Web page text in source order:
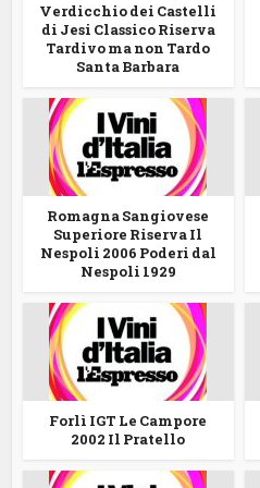
Verdicchio dei Castelli
di Jesi Classico Riserva
Tardivo ma non Tardo
Santa Barbara
Romagna Sangiovese
Superiore Riserva Il
Nespoli 2006 Poderi dal
Nespoli 1929
Forlì IGT Le Campore
2002 Il Pratello